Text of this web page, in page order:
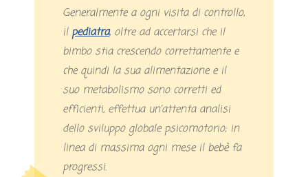
Generalmente a ogni visita di controllo,
il pediatra, oltre ad accertarsi che il
bimbo stia crescendo correttamente e
che quindi la sua alimentazione e il
suo metabolismo sono corretti ed
efficienti, effettua un’attenta analisi
dello sviluppo globale psicomotorio; in
linea di massima ogni mese il bebè fa
progressi.